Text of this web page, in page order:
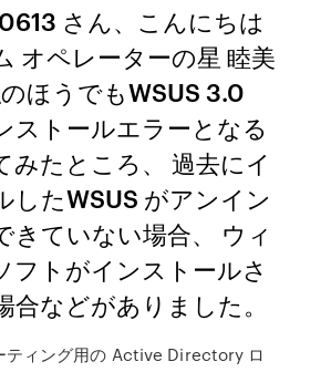
さん、こんにちは
オペレーターの星 睦美
ほうでもWSUS 3.0
ストールエラーとなる
みたところ、 過去にイ
したWSUS がアンイン
きていない場合、 ウィ
フトがインストールさ
合などがありました。
ティング用の Active Directory ロ